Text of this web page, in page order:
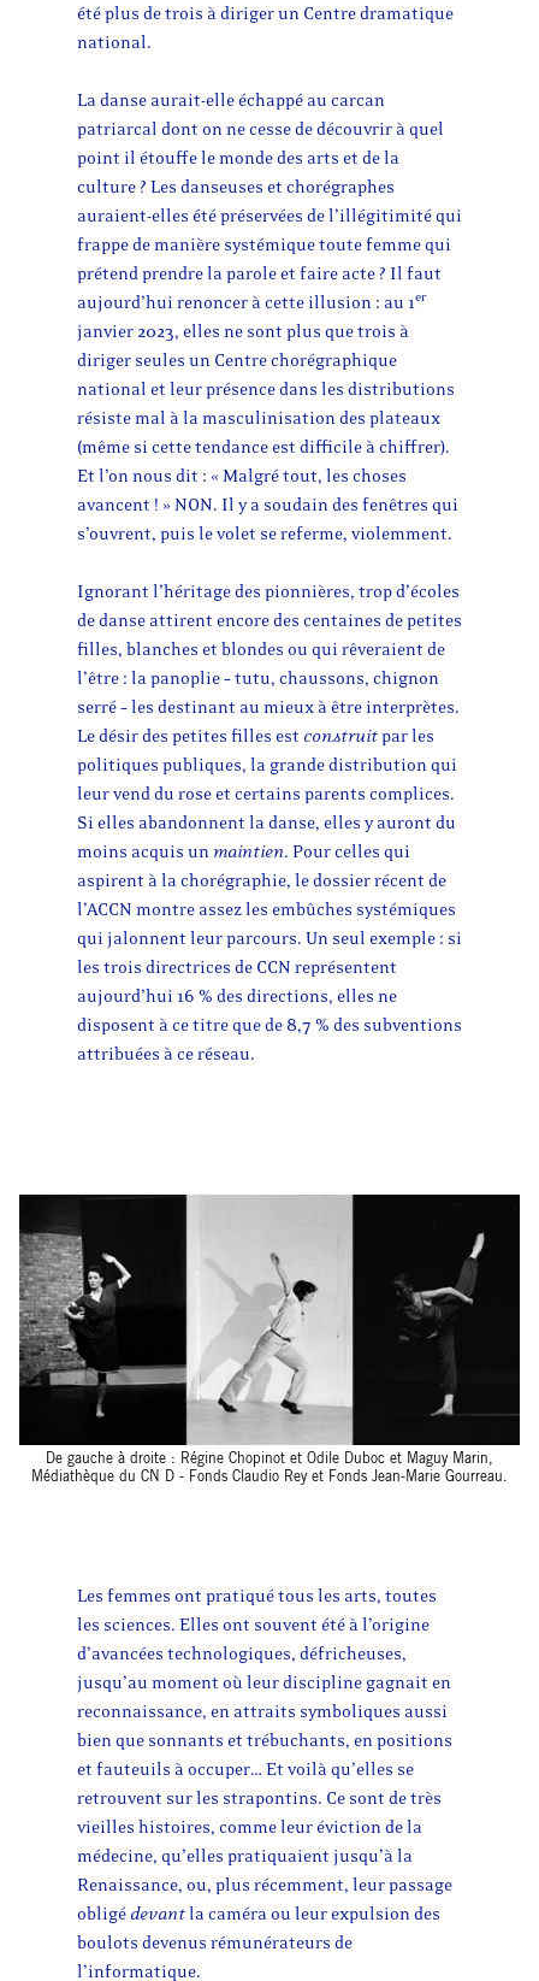
été plus de trois à diriger un Centre dramatique
national.
La danse aurait-elle échappé au carcan
patriarcal dont on ne cesse de découvrir à quel
point il étouffe le monde des arts et de la
culture ? Les danseuses et chorégraphes
auraient-elles été préservées de l’illégitimité qui
frappe de manière systémique toute femme qui
prétend prendre la parole et faire acte ? Il faut
aujourd’hui renoncer à cette illusion : au 1er
janvier 2023, elles ne sont plus que trois à
diriger seules un Centre chorégraphique
national et leur présence dans les distributions
résiste mal à la masculinisation des plateaux
(même si cette tendance est difficile à chiffrer).
Et l’on nous dit : « Malgré tout, les choses
avancent ! » NON. Il y a soudain des fenêtres qui
s’ouvrent, puis le volet se referme, violemment.
Ignorant l’héritage des pionnières, trop d’écoles
de danse attirent encore des centaines de petites
filles, blanches et blondes ou qui rêveraient de
l’être : la panoplie – tutu, chaussons, chignon
serré – les destinant au mieux à être interprètes.
Le désir des petites filles est construitpar les
politiques publiques, la grande distribution qui
leur vend du rose et certains parents complices.
Si elles abandonnent la danse, elles y auront du
moins acquis un maintien. Pour celles qui
aspirent à la chorégraphie, le dossier récent de
l’ACCN montre assez les embûches systémiques
qui jalonnent leur parcours. Un seul exemple : si
les trois directrices de CCN représentent
aujourd’hui 16 % des directions, elles ne
disposent à ce titre que de 8,7 % des subventions
attribuées à ce réseau.
De gauche à droite : Régine Chopinot et Odile Duboc et Maguy Marin,
Médiathèque du CN D - Fonds Claudio Rey et Fonds Jean-Marie Gourreau.
Les femmes ont pratiqué tous les arts, toutes
les sciences. Elles ont souvent été à l’origine
d’avancées technologiques, défricheuses,
jusqu’au moment où leur discipline gagnait en
reconnaissance, en attraits symboliques aussi
bien que sonnants et trébuchants, en positions
et fauteuils à occuper… Et voilà qu’elles se
retrouvent sur les strapontins. Ce sont de très
vieilles histoires, comme leur éviction de la
médecine, qu’elles pratiquaient jusqu’à la
Renaissance, ou, plus récemment, leur passage
obligé devantla caméra ou leur expulsion des
boulots devenus rémunérateurs de
l’informatique.